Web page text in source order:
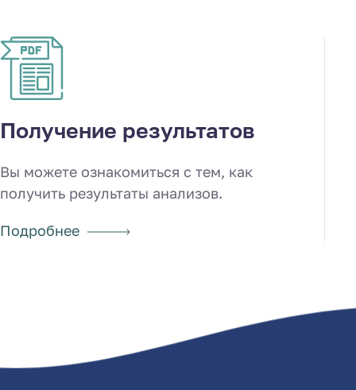
Получение результатов
Вы можете ознакомиться с тем, как
получить результаты анализов.
Подробнее